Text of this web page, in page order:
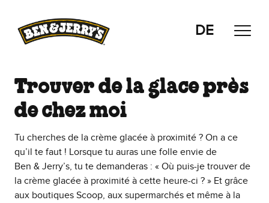
DE
Trouver de la glace près
de chez moi
Tu cherches de la crème glacée à proximité ? On a ce
qu’il te faut ! Lorsque tu auras une folle envie de
Ben & Jerry’s, tu te demanderas : « Où puis-je trouver de
la crème glacée à proximité à cette heure-ci ? » Et grâce
aux boutiques Scoop, aux supermarchés et même à la